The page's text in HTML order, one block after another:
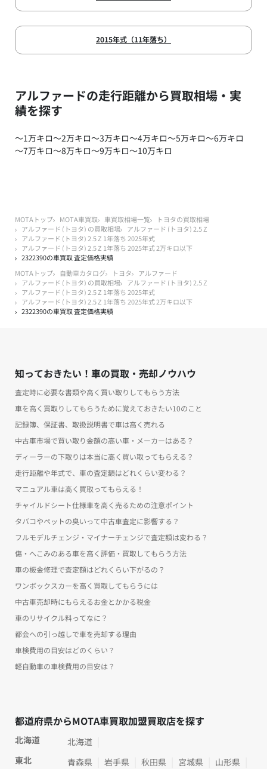
2015年式（11年落ち）
アルファードの走行距離から買取相場・実
績を探す
～1万キロ～2万キロ～3万キロ～4万キロ～5万キロ～6万キロ
～7万キロ～8万キロ～9万キロ～10万キロ
MOTAトップ MOTA車買取 車買取相場一覧
トヨタの買取相場
アルファード (トヨタ) の買取相場
アルファード (トヨタ) 2.5 Z
アルファード (トヨタ) 2.5 Z 1年落ち 2025年式
アルファード (トヨタ) 2.5 Z 1年落ち 2025年式 2万キロ以下
2322390の車買取 査定価格実績
MOTAトップ
自動車カタログ トヨタ
アルファード
アルファード (トヨタ) の買取相場
アルファード (トヨタ) 2.5 Z
アルファード (トヨタ) 2.5 Z 1年落ち 2025年式
アルファード (トヨタ) 2.5 Z 1年落ち 2025年式 2万キロ以下
2322390の車買取 査定価格実績
知っておきたい！車の買取・売却ノウハウ
査定時に必要な書類や高く買い取りしてもらう方法
車を高く買取りしてもらうために覚えておきたい10のこと
記録簿、保証書、取扱説明書で車は高く売れる
中古車市場で買い取り金額の高い車・メーカーはある？
ディーラーの下取りは本当に高く買い取ってもらえる？
走行距離や年式で、車の査定額はどれくらい変わる？
マニュアル車は高く買取ってもらえる！
チャイルドシート仕様車を高く売るための注意ポイント
タバコやペットの臭いって中古車査定に影響する？
フルモデルチェンジ・マイナーチェンジで査定額は変わる？
傷・へこみのある車を高く評価・買取してもらう方法
車の板金修理で査定額はどれくらい下がるの？
ワンボックスカーを高く買取してもらうには
中古車売却時にもらえるお金とかかる税金
車のリサイクル料ってなに？
都会への引っ越しで車を売却する理由
車検費用の目安はどのくらい？
軽自動車の車検費用の目安は？
都道府県からMOTA車買取加盟買取店を探す
北海道
北海道
東北
青森県 岩手県 秋田県 宮城県 山形県